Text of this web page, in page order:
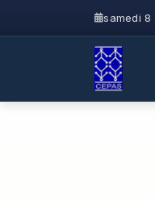
samedi 8